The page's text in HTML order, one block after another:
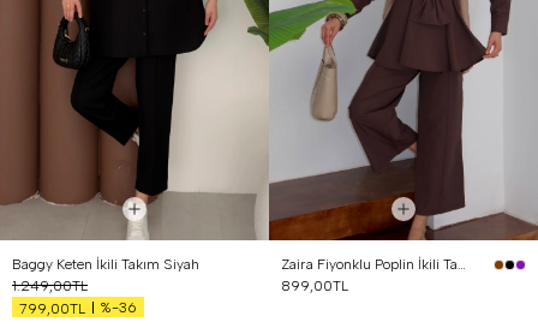
Baggy Keten İkili Takım Siyah
1.249,00TL
799,00TL
%-36
Zaira Fiyonklu Poplin İkili Takım Kahverengi
899,00TL